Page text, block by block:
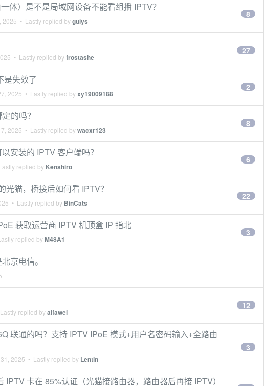
体）是不是局域网设备不能看组播 IPTV？
2025 • Lastly replied byguiys
8
• Lastly replied byfrostashe
27
是失效了
2025 • Lastly replied byxy19009188
2
的吗？
2025 • Lastly replied bywacxr123
8
安装的 IPTV 客户端吗？
replied by Kenshiro
6
猫，桥接后如何看 IPTV？
• Lastly replied by BinCats
22
获取运营商 IPTV 机顶盒 IP 指北
replied byM48A1
3
京电信。
replied byalfawei
12
联通的吗？支持 IPTV IPoE 模式+用户名密码输入+全路由
2025 • Lastly replied by Lentin
3
IPTV 卡在 85%认证（光猫接路由器，路由器后再接 IPTV）